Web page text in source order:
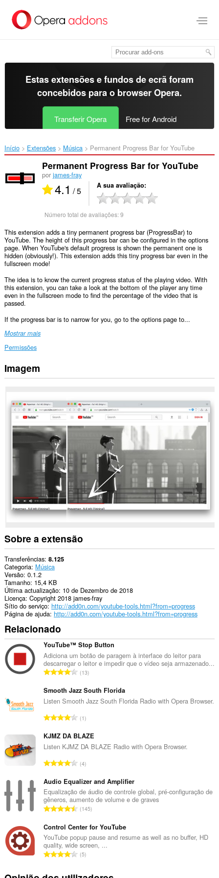
para
Estas extensões e fundos de ecrã foram
concebidos para o browser Opera.
Transferir Opera Free for Android
Início Extensões Música Permanent Progress Bar for YouTube‎
Permanent Progress Bar for YouTube
por james-fray
4.1 / 5 A sua avaliação
Número total de avaliações:9
This extension adds a tiny permanent progress bar (ProgressBar) to
YouTube. The height of this progress bar can be configured in the options
page. When YouTube's default progress is shown the permanent one is
hidden (obviously!). This extension adds this tiny progress bar even in the
fullscreen mode!
The idea is to know the current progress status of the playing video. With
this extension, you can take a look at the bottom of the player any time
even in the fullscreen mode to find the percentage of the video that is
passed.
If the progress bar is to narrow for you, go to the options page to...
Mostrar mais
Permissões
Esta
extensão
aos
seus
dados
alguns
Imagem
Sobre a extensão
Transferências 8.125
Categoria Música
Versão 0.1.2
Tamanho 15,4 KB
Última actualização 10 de Dezembro de 2018
Licença Copyright 2018 james-fray
Sítio do serviço http://add0n.com/youtube-tools.html?from=progress
Página de ajuda http://add0n.com/youtube-tools.html?from=progress
Relacionado
YouTube™ Stop Button
Adiciona um botão de paragem à interface do leitor para
descarregar o leitor e impedir que o vídeo seja armazenado...
N
m
e
o
o
t
a
d
e
a
v
l
i
a
ç
13
Smooth Jazz South Florida
Listen Smooth Jazz South Florida Radio with Opera Browser.
N
m
e
o
o
t
a
d
e
a
v
l
1
KJMZ DA BLAZE
Listen KJMZ DA BLAZE Radio with Opera Browser.
N
m
e
r
o
o
t
a
4
Audio Equalizer and Amplifier
Equalização de áudio de controle global, pré-configuração de
gêneros, aumento de volume e de graves
N
m
e
r
o
145
Control Center for YouTube
YouTube popup pause and resume as well as no buffer, HD
quality, wide screen, ...
N
m
5